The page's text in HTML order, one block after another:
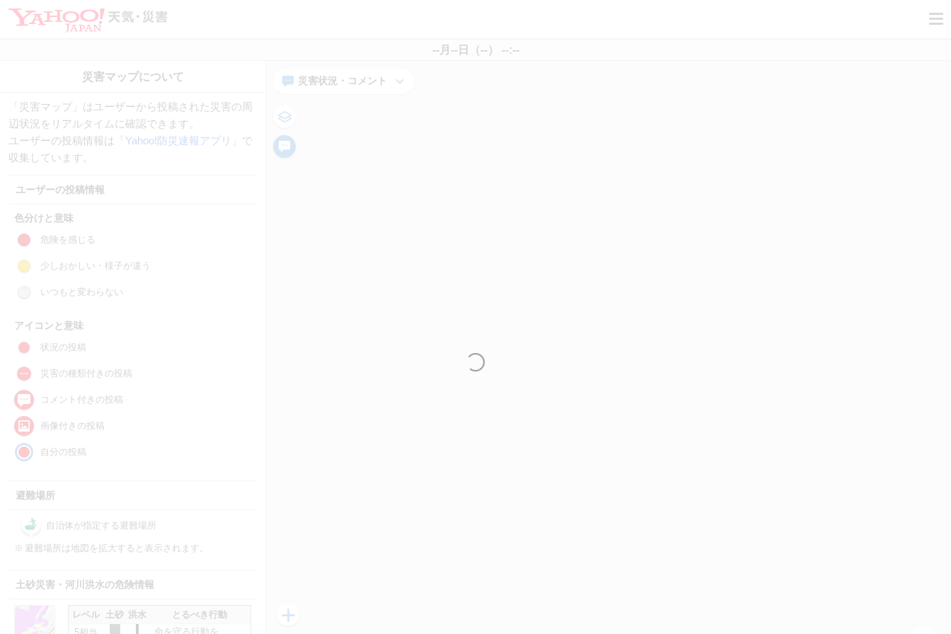
--月--日（--） --:--
災害状況・コメント
「災害マップ」はユーザーから投稿された災害の周
辺状況をリアルタイムに確認できます。
ユーザーの投稿情報は「 Yahoo!防災速報アプリ
」で
収集しています。
ユーザーの投稿情報
色分けと意味
危険を感じる
少しおかしい・様子が違う
いつもと変わらない
アイコンと意味
状況の投稿
災害の種類付きの投稿
コメント付きの投稿
画像付きの投稿
自分の投稿
避難場所
自治体が指定する避難場所
※ 避難場所は地図を拡大すると表示されます。
土砂災害・河川洪水の危険情報
レベル 土砂 洪水
とるべき行動
命を守る行動を